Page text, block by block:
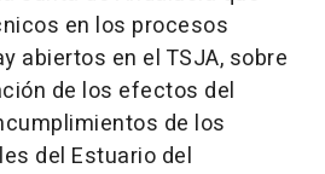
en los procesos
abiertos en el TSJA, sobre
de los efectos del
de los
del Estuario del